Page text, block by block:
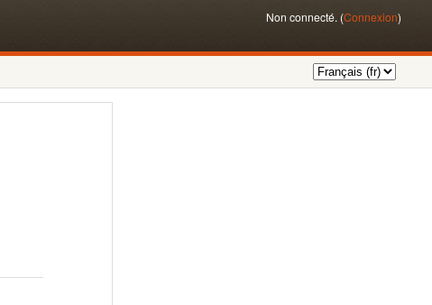
Non connecté. (Connexion)